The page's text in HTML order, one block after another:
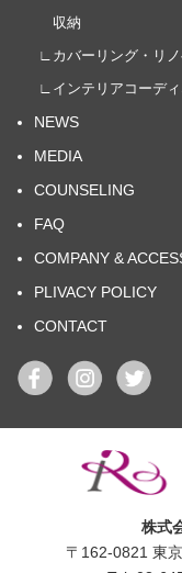
収納
∟カバーリング・リ
∟インテリアコーディ
NEWS
MEDIA
COUNSELING
FAQ
COMPANY &
PLIVACY POLICY
CONTACT
株式
〒162-0821 東